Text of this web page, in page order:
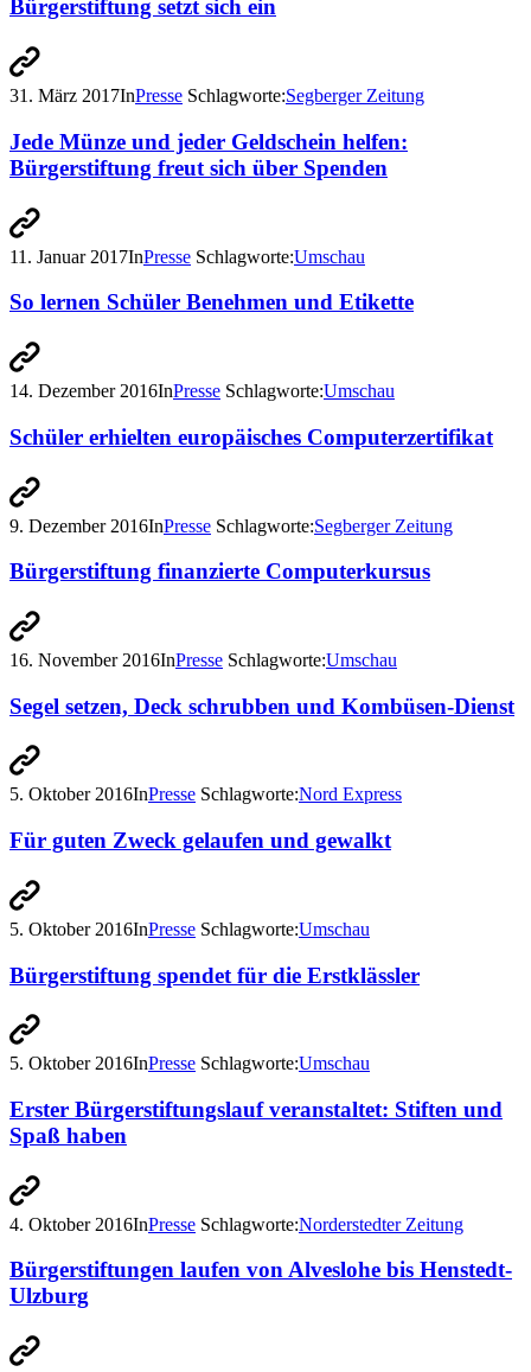
Bürgerstiftung setzt sich ein
31. März 2017InPresse Schlagworte:Segberger Zeitung
Jede Münze und jeder Geldschein helfen:
Bürgerstiftung freut sich über Spenden
11. Januar 2017InPresse Schlagworte:Umschau
So lernen Schüler Benehmen und Etikette
14. Dezember 2016InPresse Schlagworte:Umschau
Schüler erhielten europäisches Computerzertifikat
9. Dezember 2016InPresse Schlagworte:Segberger Zeitung
Bürgerstiftung finanzierte Computerkursus
16. November 2016InPresse Schlagworte:Umschau
Segel setzen, Deck schrubben und Kombüsen-Dienst
5. Oktober 2016InPresse Schlagworte:Nord Express
Für guten Zweck gelaufen und gewalkt
5. Oktober 2016InPresse Schlagworte:Umschau
Bürgerstiftung spendet für die Erstklässler
5. Oktober 2016InPresse Schlagworte:Umschau
Erster Bürgerstiftungslauf veranstaltet: Stiften und
Spaß haben
4. Oktober 2016InPresse Schlagworte:Norderstedter Zeitung
Bürgerstiftungen laufen von Alveslohe bis Henstedt-
Ulzburg